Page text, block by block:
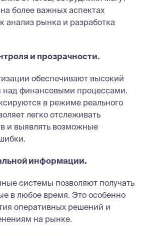
более важных аспектах
анализ рынка и разработка
и прозрачности.
обеспечивают высокий
над финансовыми процессами.
в режиме реального
легко отслеживать
и выявлять возможные
информации.
системы позволяют получать
в любое время. Это особенно
оперативных решений и
на рынке.